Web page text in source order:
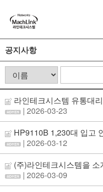
공지사항
라인테크시스템 유통대
| 2026-03-23
HP9110B 1,230대 입고
| 2026-03-12
(주)라인테크시스템을 소
| 2026-03-09